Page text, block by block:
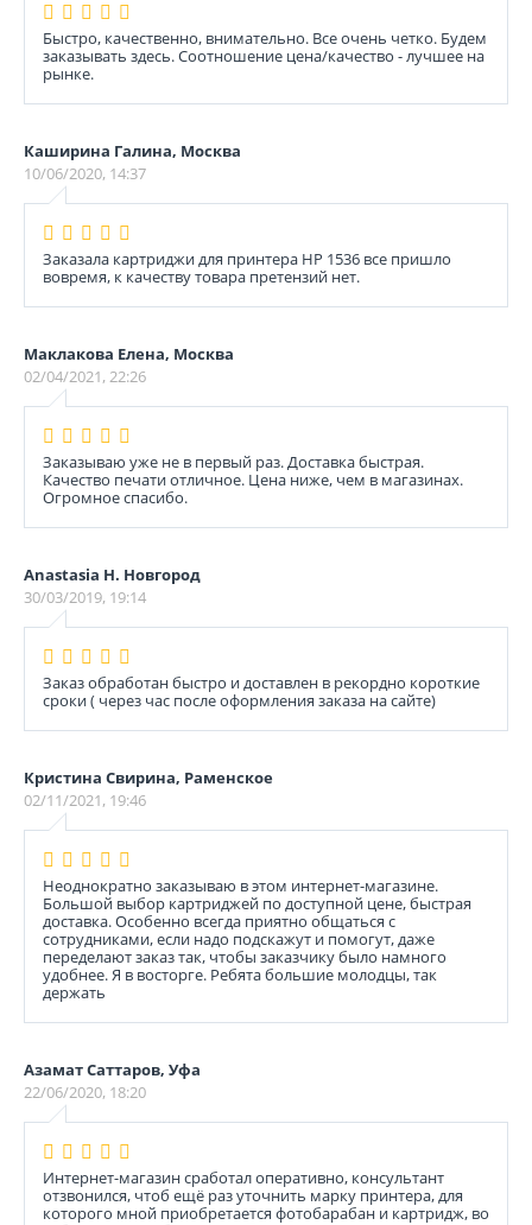
Быстро, качественно, внимательно. Все очень четко. Будем
заказывать здесь. Соотношение цена/качество - лучшее на
рынке.
Каширина Галина, Москва
10/06/2020, 14:37
Заказала картриджи для принтера HP 1536 все пришло
вовремя, к качеству товара претензий нет.
Маклакова Елена, Москва
02/04/2021, 22:26
Заказываю уже не в первый раз. Доставка быстрая.
Качество печати отличное. Цена ниже, чем в магазинах.
Огромное спасибо.
Anastasia Н. Новгород
30/03/2019, 19:14
Заказ обработан быстро и доставлен в рекордно короткие
сроки ( через час после оформления заказа на сайте)
Кристина Свирина, Раменское
02/11/2021, 19:46
Неоднократно заказываю в этом интернет-магазине.
Большой выбор картриджей по доступной цене, быстрая
доставка. Особенно всегда приятно общаться с
сотрудниками, если надо подскажут и помогут, даже
переделают заказ так, чтобы заказчику было намного
удобнее. Я в восторге. Ребята большие молодцы, так
держать
Азамат Саттаров, Уфа
22/06/2020, 18:20
Интернет-магазин сработал оперативно, консультант
отзвонился, чтоб ещё раз уточнить марку принтера, для
которого мной приобретается фотобарабан и картридж, во